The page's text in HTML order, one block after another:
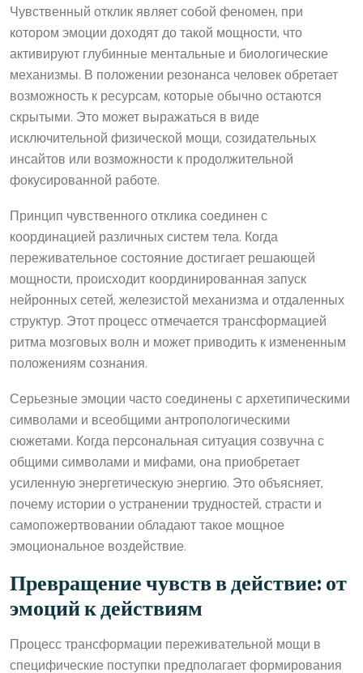
Чувственный отклик являет собой феномен, при
котором эмоции доходят до такой мощности, что
активируют глубинные ментальные и биологические
механизмы. В положении резонанса человек обретает
возможность к ресурсам, которые обычно остаются
скрытыми. Это может выражаться в виде
исключительной физической мощи, созидательных
инсайтов или возможности к продолжительной
фокусированной работе.
Принцип чувственного отклика соединен с
координацией различных систем тела. Когда
переживательное состояние достигает решающей
мощности, происходит координированная запуск
нейронных сетей, железистой механизма и отдаленных
структур. Этот процесс отмечается трансформацией
ритма мозговых волн и может приводить к измененным
положениям сознания.
Серьезные эмоции часто соединены с архетипическими
символами и всеобщими антропологическими
сюжетами. Когда персональная ситуация созвучна с
общими символами и мифами, она приобретает
усиленную энергетическую энергию. Это объясняет,
почему истории о устранении трудностей, страсти и
самопожертвовании обладают такое мощное
эмоциональное воздействие.
Превращение чувств в действие: от
эмоций к действиям
Процесс трансформации переживательной мощи в
специфические поступки предполагает формирования